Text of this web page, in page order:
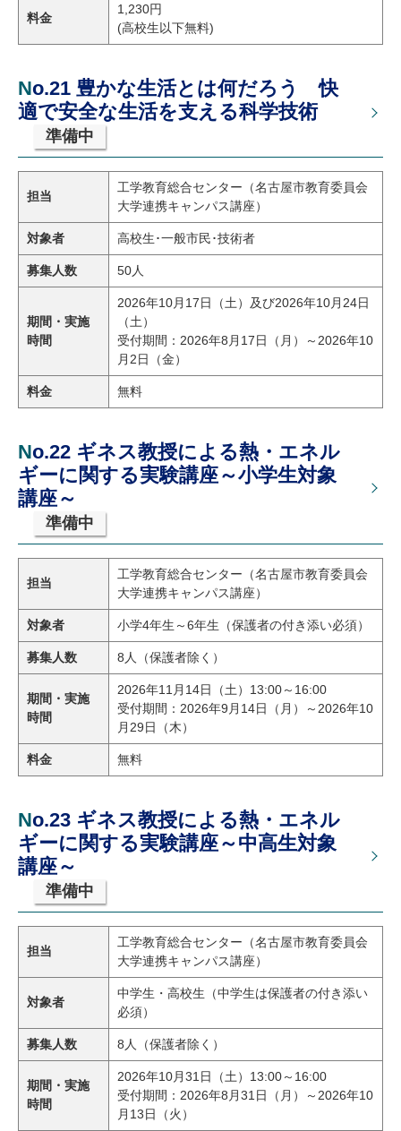
料金
1,230円
(高校生以下無料)
No.21 豊かな生活とは何だろう 快
適で安全な生活を支える科学技術
準備中
担当
工学教育総合センター（名古屋市教育委員会
大学連携キャンパス講座）
対象者 高校生･一般市民･技術者
募集人数 50人
期間・実施
時間
2026年10月17日（土）及び2026年10月24日
（土）
受付期間：2026年8月17日（月）～2026年10
月2日（金）
料金 無料
No.22 ギネス教授による熱・エネル
ギーに関する実験講座～小学生対象
講座～
準備中
担当
工学教育総合センター（名古屋市教育委員会
大学連携キャンパス講座）
対象者 小学4年生～6年生（保護者の付き添い必須）
募集人数 8人（保護者除く）
期間・実施
時間
2026年11月14日（土）13:00～16:00
受付期間：2026年9月14日（月）～2026年10
月29日（木）
料金 無料
No.23 ギネス教授による熱・エネル
ギーに関する実験講座～中高生対象
講座～
準備中
担当
工学教育総合センター（名古屋市教育委員会
大学連携キャンパス講座）
対象者
中学生・高校生（中学生は保護者の付き添い
必須）
募集人数 8人（保護者除く）
期間・実施
時間
2026年10月31日（土）13:00～16:00
受付期間：2026年8月31日（月）～2026年10
月13日（火）